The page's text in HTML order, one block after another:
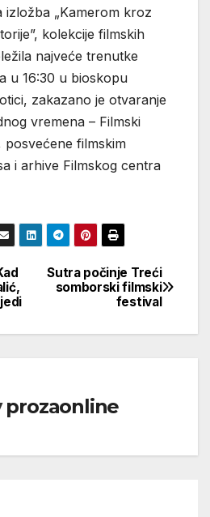
izložba „Kamerom kroz
kolekcije filmskih
najveće trenutke
u 16:30 u bioskopu
zakazano je otvaranje
vremena – Filmski
posvećene filmskim
i arhive Filmskog centra
Sutra počinje Treći
somborski filmski
festival
prozaonline